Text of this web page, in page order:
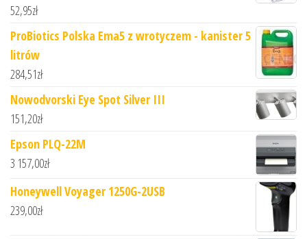
52,95zł
ProBiotics Polska Ema5 z wrotyczem - kanister 5
litrów
284,51zł
Nowodvorski Eye Spot Silver III
151,20zł
Epson PLQ-22M
3 157,00zł
Honeywell Voyager 1250G-2USB
239,00zł